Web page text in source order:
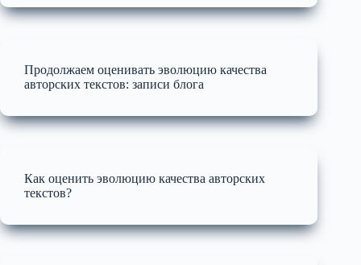
Продолжаем оценивать эволюцию качества
авторских текстов: записи блога
Как оценить эволюцию качества авторских
текстов?